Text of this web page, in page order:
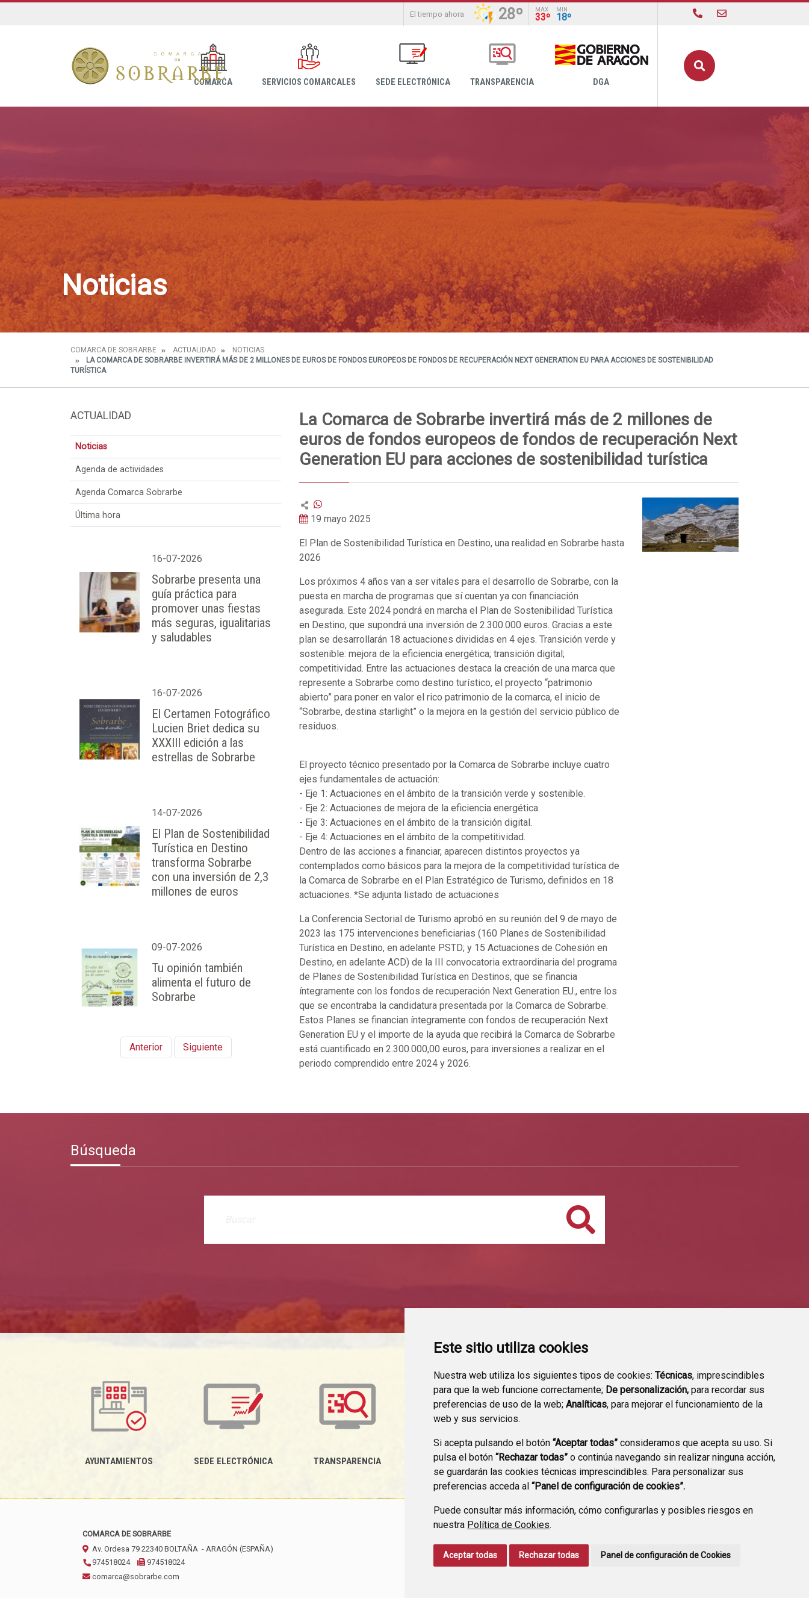
Este sitio utiliza cookies
Nuestra web utiliza los siguientes tipos de cookies: Técnicas, imprescindibles
para que la web funcione correctamente; De personalización, para recordar sus
preferencias de uso de la web; Analíticas, para mejorar el funcionamiento de la
web y sus servicios.
Si acepta pulsando el botón “Aceptar todas” consideramos que acepta su uso. Si
pulsa el botón “Rechazar todas” o continúa navegando sin realizar ninguna acción,
se guardarán las cookies técnicas imprescindibles. Para personalizar sus
preferencias acceda al “Panel de configuración de cookies”.
Puede consultar más información, cómo configurarlas y posibles riesgos en
nuestra Política de Cookies.
Aceptar todas Rechazar todas Panel de configuración de Cookies
El tiempo ahora 28º MAX
33º
MIN
18º
COMARCA SERVICIOS COMARCALES SEDE ELECTRÓNICA TRANSPARENCIA DGA
Noticias
COMARCA DE SOBRARBE ACTUALIDAD
NOTICIAS
LA COMARCA DE SOBRARBE INVERTIRÁ MÁS DE 2 MILLONES DE EUROS DE FONDOS EUROPEOS DE FONDOS DE RECUPERACIÓN NEXT GENERATION EU PARA ACCIONES DE SOSTENIBILIDAD
TURÍSTICA
ACTUALIDAD
Noticias
Agenda de actividades
Agenda Comarca Sobrarbe
Última hora
16-07-2026
Sobrarbe presenta una
guía práctica para
promover unas fiestas
más seguras, igualitarias
y saludables
16-07-2026
El Certamen Fotográfico
Lucien Briet dedica su
XXXIII edición a las
estrellas de Sobrarbe
14-07-2026
El Plan de Sostenibilidad
Turística en Destino
transforma Sobrarbe
con una inversión de 2,3
millones de euros
09-07-2026
Tu opinión también
alimenta el futuro de
Sobrarbe
Anterior Siguiente
La Comarca de Sobrarbe invertirá más de 2 millones de
euros de fondos europeos de fondos de recuperación Next
Generation EU para acciones de sostenibilidad turística
19 mayo 2025
El Plan de Sostenibilidad Turística en Destino, una realidad en Sobrarbe hasta
2026
Los próximos 4 años van a ser vitales para el desarrollo de Sobrarbe, con la
puesta en marcha de programas que sí cuentan ya con financiación
asegurada. Este 2024 pondrá en marcha el Plan de Sostenibilidad Turística
en Destino, que supondrá una inversión de 2.300.000 euros. Gracias a este
plan se desarrollarán 18 actuaciones divididas en 4 ejes. Transición verde y
sostenible: mejora de la eficiencia energética; transición digital;
competitividad. Entre las actuaciones destaca la creación de una marca que
represente a Sobrarbe como destino turístico, el proyecto “patrimonio
abierto” para poner en valor el rico patrimonio de la comarca, el inicio de
“Sobrarbe, destina starlight” o la mejora en la gestión del servicio público de
residuos.
El proyecto técnico presentado por la Comarca de Sobrarbe incluye cuatro
ejes fundamentales de actuación:
- Eje 1: Actuaciones en el ámbito de la transición verde y sostenible.
- Eje 2: Actuaciones de mejora de la eficiencia energética.
- Eje 3: Actuaciones en el ámbito de la transición digital.
- Eje 4: Actuaciones en el ámbito de la competitividad.
Dentro de las acciones a financiar, aparecen distintos proyectos ya
contemplados como básicos para la mejora de la competitividad turística de
la Comarca de Sobrarbe en el Plan Estratégico de Turismo, definidos en 18
actuaciones. *Se adjunta listado de actuaciones
La Conferencia Sectorial de Turismo aprobó en su reunión del 9 de mayo de
2023 las 175 intervenciones beneficiarias (160 Planes de Sostenibilidad
Turística en Destino, en adelante PSTD; y 15 Actuaciones de Cohesión en
Destino, en adelante ACD) de la III convocatoria extraordinaria del programa
de Planes de Sostenibilidad Turística en Destinos, que se financia
íntegramente con los fondos de recuperación Next Generation EU., entre los
que se encontraba la candidatura presentada por la Comarca de Sobrarbe.
Estos Planes se financian íntegramente con fondos de recuperación Next
Generation EU y el importe de la ayuda que recibirá la Comarca de Sobrarbe
está cuantificado en 2.300.000,00 euros, para inversiones a realizar en el
periodo comprendido entre 2024 y 2026.
Búsqueda
Buscar
AYUNTAMIENTOS SEDE ELECTRÓNICA TRANSPARENCIA MEDIDAS ANTIFRAUDE PERFIL CONTRATANTE
COMARCA DE SOBRARBE
Av. Ordesa 79 22340 BOLTAÑA - ARAGÓN (ESPAÑA)
974518024
974518024
comarca@sobrarbe.com